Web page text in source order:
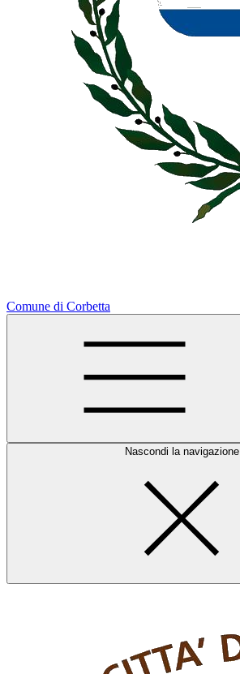
Comune di Corbetta
Nascondi la navigazione